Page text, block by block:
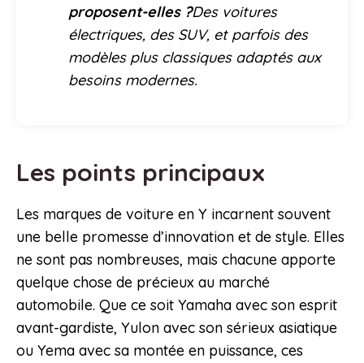
proposent-elles ?Des voitures
électriques, des SUV, et parfois des
modèles plus classiques adaptés aux
besoins modernes.
Les points principaux
Les marques de voiture en Y incarnent souvent
une belle promesse d’innovation et de style. Elles
ne sont pas nombreuses, mais chacune apporte
quelque chose de précieux au marché
automobile. Que ce soit Yamaha avec son esprit
avant-gardiste, Yulon avec son sérieux asiatique
ou Yema avec sa montée en puissance, ces